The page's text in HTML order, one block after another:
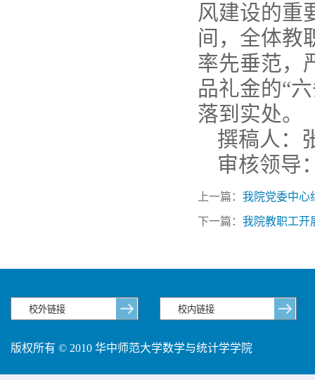
风建设的重
间，全体教
率先垂范，
品礼金的“
落到实处。
撰稿人：
审核领导
上一篇： 我院党委中心
下一篇： 我院教职工开
版权所有 © 2010 华中师范大学数学与统计学学院